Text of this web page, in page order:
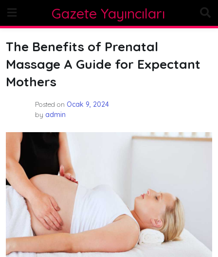
content
Gazete Yayıncıları
The Benefits of Prenatal
Massage A Guide for Expectant
Mothers
Posted on Ocak 9, 2024
by admin